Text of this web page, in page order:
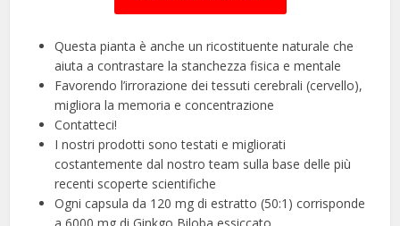
Questa pianta è anche un ricostituente naturale che
aiuta a contrastare la stanchezza fisica e mentale
Favorendo l’irrorazione dei tessuti cerebrali (cervello),
migliora la memoria e concentrazione
Contatteci!
I nostri prodotti sono testati e migliorati
costantemente dal nostro team sulla base delle più
recenti scoperte scientifiche
Ogni capsula da 120 mg di estratto (50:1) corrisponde